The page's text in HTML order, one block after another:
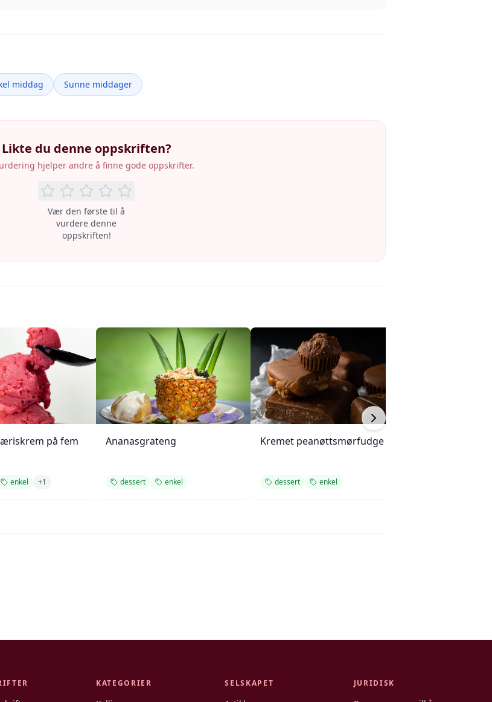
middag Sunne middager
Likte du denne oppskriften?
hjelper andre å finne gode oppskrifter.
Vær den første til å
vurdere denne
oppskriften!
på fem
enkel +1
Ananasgrateng
dessert enkel
Kremet peanøttsmørfudge
dessert enkel
KATEGORIER SELSKAPET JURIDISK